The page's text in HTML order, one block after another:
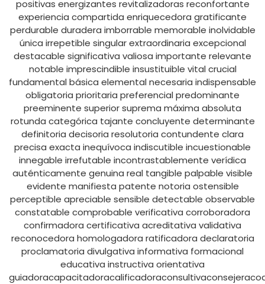
positivas energizantes revitalizadoras reconfortante
experiencia compartida enriquecedora gratificante
perdurable duradera imborrable memorable inolvidable
única irrepetible singular extraordinaria excepcional
destacable significativa valiosa importante relevante
notable imprescindible insustituible vital crucial
fundamental básica elemental necesaria indispensable
obligatoria prioritaria preferencial predominante
preeminente superior suprema máxima absoluta
rotunda categórica tajante concluyente determinante
definitoria decisoria resolutoria contundente clara
precisa exacta inequívoca indiscutible incuestionable
innegable irrefutable incontrastablemente verídica
auténticamente genuina real tangible palpable visible
evidente manifiesta patente notoria ostensible
perceptible apreciable sensible detectable observable
constatable comprobable verificativa corroboradora
confirmadora certificativa acreditativa validativa
reconocedora homologadora ratificadora declaratoria
proclamatoria divulgativa informativa formacional
educativa instructiva orientativa